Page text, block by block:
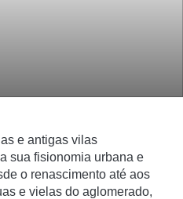
e antigas vilas
sua fisionomia urbana e
o renascimento até aos
e vielas do aglomerado,